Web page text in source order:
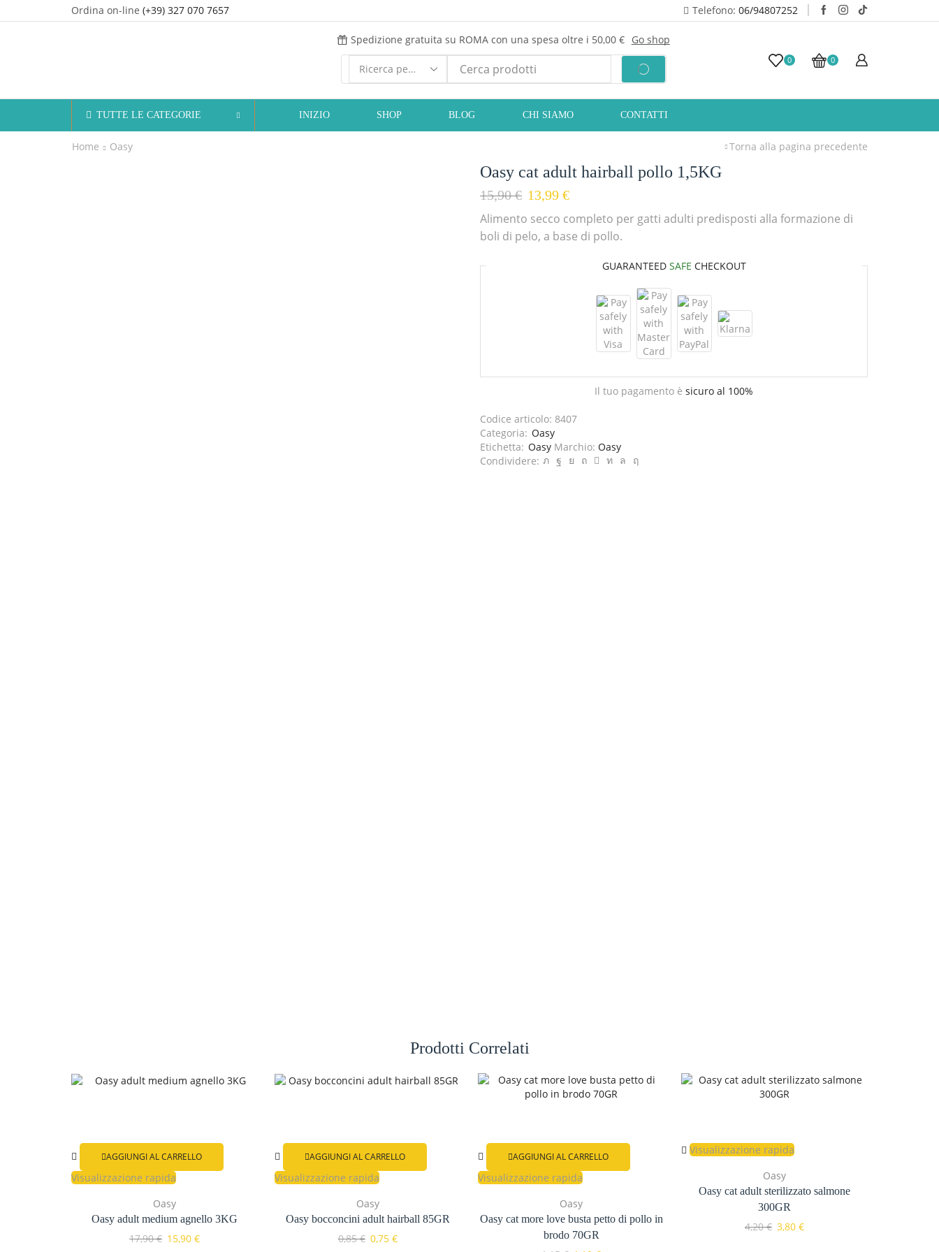
Ordina on-line (+39) 327 070 7657 Telefono: 06/94807252
Spedizione gratuita su ROMA con una spesa oltre i 50,00 € Go shop
0 0
TUTTE LE CATEGORIE INIZIO SHOP BLOG CHI SIAMO CONTATTI
Home Oasy Torna alla pagina precedente
Oasy cat adult hairball pollo 1,5KG
15,90€ 13,99 €
Alimento secco completo per gatti adulti predisposti alla formazione di
boli di pelo, a base di pollo.
GUARANTEED SAFE CHECKOUT
Il tuo pagamento è sicuro al 100%
Codice articolo: 8407
Categoria: Oasy
Etichetta: Oasy Marchio: Oasy
Condividere:
Prodotti Correlati
AGGIUNGI AL CARRELLO
Visualizzazione rapida
Oasy
Oasy adult medium agnello 3KG
17,90€ 15,90 €
AGGIUNGI AL CARRELLO
Visualizzazione rapida
Oasy
Oasy bocconcini adult hairball 85GR
0,85€ 0,75 €
AGGIUNGI AL CARRELLO
Visualizzazione rapida
Oasy
Oasy cat more love busta petto di pollo in
brodo 70GR
Visualizzazione rapida
Oasy
Oasy cat adult sterilizzato salmone
300GR
4,20€ 3,80 €